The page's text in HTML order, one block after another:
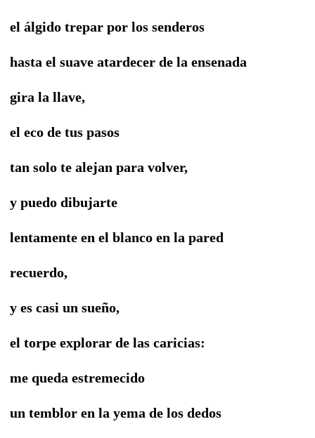
el álgido trepar por los senderos
hasta el suave atardecer de la ensenada
gira la llave,
el eco de tus pasos
tan solo te alejan para volver,
y puedo dibujarte
lentamente en el blanco en la pared
recuerdo,
y es casi un sueño,
el torpe explorar de las caricias:
me queda estremecido
un temblor en la yema de los dedos